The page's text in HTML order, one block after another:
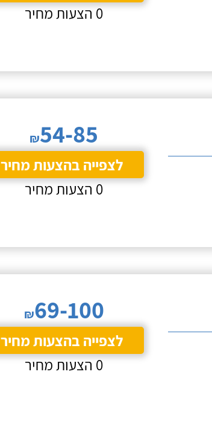
0 הצעות מחיר
₪54-85
לצפייה בהצעות מחיר
0 הצעות מחיר
₪69-100
לצפייה בהצעות מחיר
0 הצעות מחיר